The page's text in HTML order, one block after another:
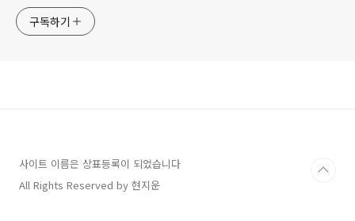
구독하기
사이트 이름은 상표등록이 되었습니다
All Rights Reserved by 현지운